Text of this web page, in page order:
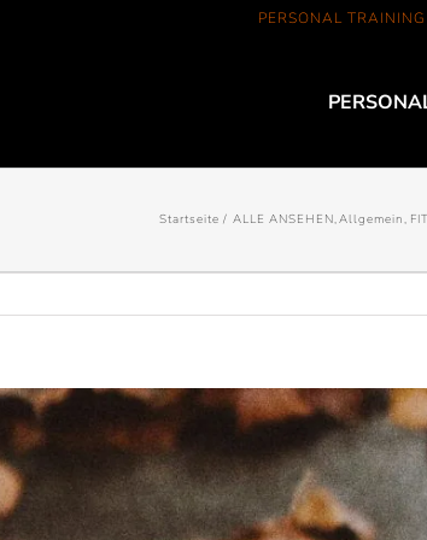
PERSONAL
Startseite ALLE ANSEHEN Allgemein